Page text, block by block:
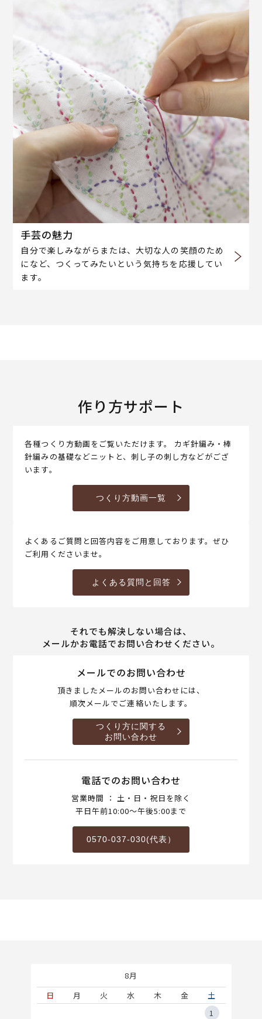
手芸の魅力
自分で楽しみながらまたは、大切な人の笑顔のため
になど、つくってみたいという気持ちを応援してい
ます。
作り方サポート
各種つくり方動画をご覧いただけます。 カギ針編み・棒
針編みの基礎などニットと、刺し子の刺し方などがござ
います。
つくり方動画一覧
よくあるご質問と回答内容をご用意しております。ぜひ
ご利用くださいませ。
よくある質問と回答
それでも解決しない場合は、
メールかお電話でお問い合わせください。
メールでのお問い合わせ
頂きましたメールのお問い合わせには、
順次メールでご連絡いたします。
つくり方に関する
お問い合わせ
電話でのお問い合わせ
営業時間 ： 土・日・祝日を除く
平日午前10:00～午後5:00まで
0570-037-030(代表）
8月
日
月 火 水 木 金
土
1